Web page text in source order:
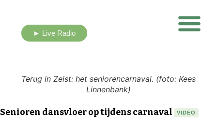
► Live Radio
Terug in Zeist: het seniorencarnaval. (foto: Kees
Linnenbank)
Senioren dansvloer op tijdens carnaval VIDEO